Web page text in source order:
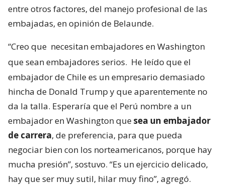
entre otros factores, del manejo profesional de las
embajadas, en opinión de Belaunde.
“Creo que necesitan embajadores en Washington
que sean embajadores serios. He leído que el
embajador de Chile es un empresario demasiado
hincha de Donald Trump y que aparentemente no
da la talla. Esperaría que el Perú nombre a un
embajador en Washington quesea un embajador
de carrera, de preferencia, para que pueda
negociar bien con los norteamericanos, porque hay
mucha presión”, sostuvo. “Es un ejercicio delicado,
hay que ser muy sutil, hilar muy fino”, agregó.